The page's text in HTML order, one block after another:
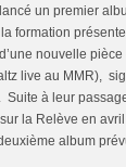
un premier
formation
nouvelle
live au MMR),
Suite à leur
la Relève en
album